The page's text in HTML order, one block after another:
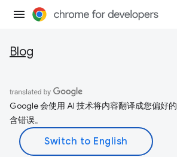
Blog
Google 会使用 AI 技术将内容翻译成您偏好
含错误。